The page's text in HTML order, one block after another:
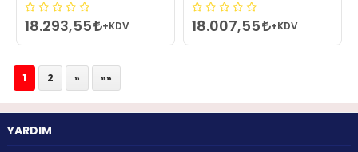
18.293,55 +KDV 18.007,55 +KDV
1 2 » »»
YARDIM